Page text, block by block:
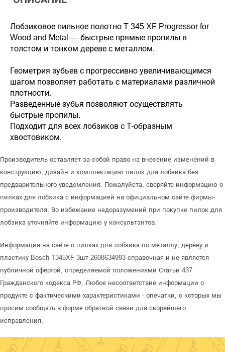
Лобзиковое пильное полотно T 345 XF Progressor for
Wood and Metal — быстрые прямые пропилы в
толстом и тонком дереве с металлом.
Геометрия зубьев с прогрессивно увеличивающимся
шагом позволяет работать с материалами различной
плотности.
Разведенные зубья позволяют осуществлять
быстрые пропилы.
Подходит для всех лобзиков с T-образным
хвостовиком.
Производитель оставляет за собой право на внесение изменений в
конструкцию, дизайн и комплектацию пилок для лобзика без
предварительного уведомления. Пожалуйста, сверяйте информацию о
пилках для лобзика с информацией на официальном сайте фирмы-
производителя. Во избежание недоразумений при покупке пилок для
лобзика уточняйте информацию у консультантов.
Информация на сайте о пилках для лобзика по металлу, дереву и
пластику Bosch T345XF 3шт 2608634993 справочная и не является
публичной офертой, определяемой положениями Статьи 437
Гражданского кодекса РФ. Любое несоответствие информации о
продукте с фактическими характеристиками - опечатки, о которых мы
просим сообщать в форме обратной связи для скорейшего
исправления.